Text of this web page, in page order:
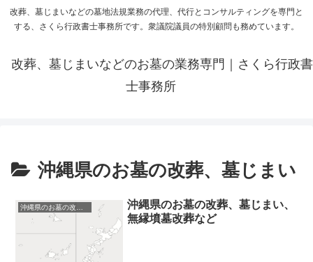
改葬、墓じまいなどの墓地法規業務の代理、代行とコンサルティングを専門と
する、さくら行政書士事務所です。衆議院議員の特別顧問も務めています。
改葬、墓じまいなどのお墓の業務専門｜さくら行政書
士事務所
沖縄県のお墓の改葬、墓じまい
沖縄県のお墓の改葬、墓じまい、
無縁墳墓改葬など